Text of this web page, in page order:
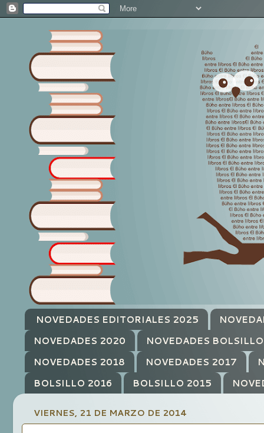
NOVEDADES EDITORIALES 2025
NOVEDADES 2020
NOVEDADES
NOVEDADES 2018
NOVEDADES 2017
BOLSILLO 2016
BOLSILLO 2015
VIERNES, 21 DE MARZO DE 2014